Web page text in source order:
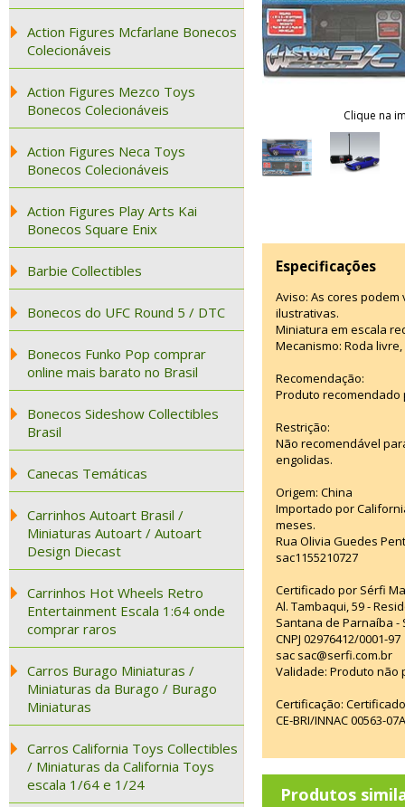
Action Figures Mcfarlane Bonecos
Colecionáveis
Action Figures Mezco Toys
Bonecos Colecionáveis
Action Figures Neca Toys
Bonecos Colecionáveis
Action Figures Play Arts Kai
Bonecos Square Enix
Barbie Collectibles
Bonecos do UFC Round 5 / DTC
Bonecos Funko Pop comprar
online mais barato no Brasil
Bonecos Sideshow Collectibles
Brasil
Canecas Temáticas
Carrinhos Autoart Brasil /
Miniaturas Autoart / Autoart
Design Diecast
Carrinhos Hot Wheels Retro
Entertainment Escala 1:64 onde
comprar raros
Carros Burago Miniaturas /
Miniaturas da Burago / Burago
Miniaturas
Carros California Toys Collectibles
/ Miniaturas da California Toys
escala 1/64 e 1/24
Clique na
Especificações
Aviso: As cores
ilustrativas.
Miniatura em escala
Mecanismo: Roda
Recomendação:
Produto recomendado
Restrição:
Não recomendável
engolidas.
Origem: China
Importado por
meses.
Rua Olivia Guedes
sac1155210727
Certificado por Sérfi
Al. Tambaqui, 59 -
Santana de Parnaíba -
CNPJ 02976412/0001-97
sac sac@serfi.com.br
Validade: Produto não
Certificação:
CE-BRI/INNAC 00563-
Produtos